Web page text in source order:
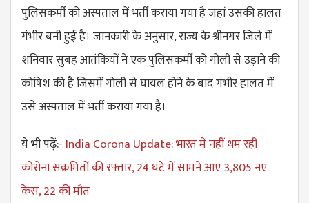
पुलिसकर्मी को अस्पताल में भर्ती कराया गया है जहां उसकी हालत
गंभीर बनी हुई है। जानकारी के अनुसार, राज्य के श्रीनगर जिले में
शनिवार सुबह आतंकियों ने एक पुलिसकर्मी को गोली से उड़ाने की
कोषिश की है जिसमें गोली से घायल होने के बाद गंभीर हालत में
उसे अस्पताल में भर्ती कराया गया है।
ये भी पढ़ें:- India Corona Update: भारत में नहीं थम रही
कोरोना संक्रमितों की रफ्तार, 24 घंटे में सामने आए 3,805 नए
केस, 22 की मौत